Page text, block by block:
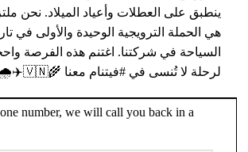
ينطبق على العطلات وأعياد الميلاد. نحن
هي الحملة الترويجية الوحيدة والأولى في
السياحة في شركتنا. اغتنم هذه الفرصة
لرحلة لا تُنسى في #فيتنام معنا 🌾🇻🇳✈️🌧️"
number, we will call you back in a